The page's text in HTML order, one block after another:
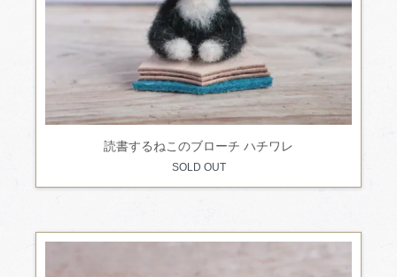
読書するねこのブローチ ハチワレ
SOLD OUT